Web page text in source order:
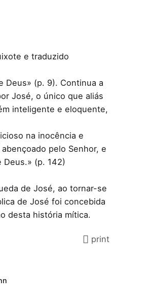
e traduzido
Deus» (p. 9). Continua a
José, o único que aliás
inteligente e eloquente,
na inocência e
pelo Senhor, e
Deus.» (p. 142)
de José, ao tornar-se
de José foi concebida
desta história mítica.
print